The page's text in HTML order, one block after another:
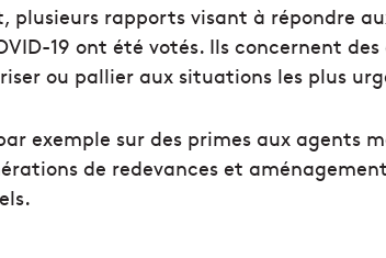
plusieurs rapports visant à répondre
19 ont été votés. Ils concernent
ou pallier aux situations les plus
exemple sur des primes aux agents
de redevances et